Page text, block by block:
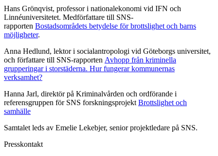
Hans Grönqvist, professor i nationalekonomi vid IFN och
Linnéuniversitetet. Medförfattare till SNS-
rapporten Bostadsområdets betydelse för brottslighet och barns
möjligheter.
Anna Hedlund, lektor i socialantropologi vid Göteborgs universitet,
och författare till SNS-rapporten Avhopp från kriminella
grupperingar i storstäderna. Hur fungerar kommunernas
verksamhet?
Hanna Jarl, direktör på Kriminalvården och ordförande i
referensgruppen för SNS forskningsprojekt Brottslighet och
samhälle
Samtalet leds av Emelie Lekebjer, senior projektledare på SNS.
Presskontakt